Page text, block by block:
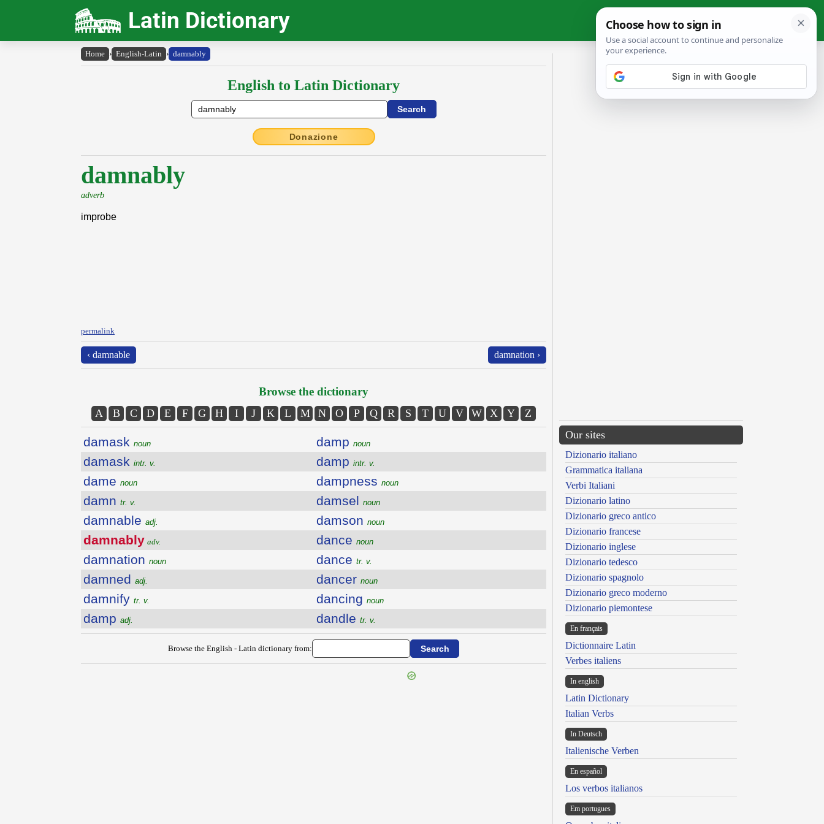
Latin Dictionary
Home › English-Latin › damnably
English to Latin Dictionary
Donazione
damnably
adverb
improbe
permalink
‹ damnable damnation ›
Browse the dictionary
A B C D E F G H I J K L M N O P Q R S T U V W X Y Z
damask noun
damask intr. v.
dame noun
damn tr. v.
damnable adj.
damnably adv.
damnation noun
damned adj.
damnify tr. v.
damp adj.
damp noun
damp intr. v.
dampness noun
damsel noun
damson noun
dance noun
dance tr. v.
dancer noun
dancing noun
dandle tr. v.
Browse the English - Latin dictionary from:
Our sites
Dizionario italiano
Grammatica italiana
Verbi Italiani
Dizionario latino
Dizionario greco antico
Dizionario francese
Dizionario inglese
Dizionario tedesco
Dizionario spagnolo
Dizionario greco moderno
Dizionario piemontese
En français
Dictionnaire Latin
Verbes italiens
In english
Latin Dictionary
Italian Verbs
In Deutsch
Italienische Verben
En español
Los verbos italianos
Em portugues